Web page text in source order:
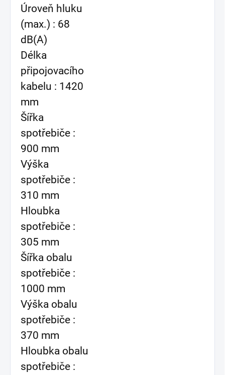
Úroveň hluku
(max.) : 68
dB(A)
Délka
připojovacího
kabelu : 1420
mm
Šířka
spotřebiče :
900 mm
Výška
spotřebiče :
310 mm
Hloubka
spotřebiče :
305 mm
Šířka obalu
spotřebiče :
1000 mm
Výška obalu
spotřebiče :
370 mm
Hloubka obalu
spotřebiče :